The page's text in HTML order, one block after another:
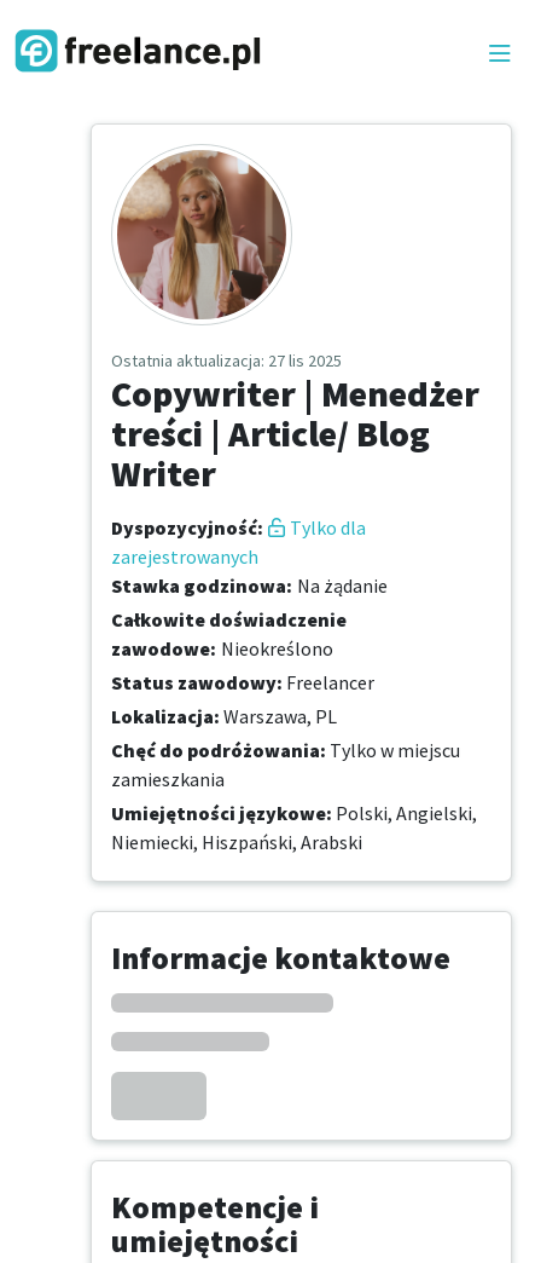
Ostatnia aktualizacja: 27 lis 2025
Copywriter | Menedżer
treści | Article/ Blog
Writer
Dyspozycyjność:
Tylko dla
zarejestrowanych
Stawka godzinowa: Na żądanie
Całkowite doświadczenie
zawodowe: Nieokreślono
Status zawodowy: Freelancer
Lokalizacja: Warszawa, PL
Chęć do podróżowania: Tylko w miejscu
zamieszkania
Umiejętności językowe: Polski, Angielski,
Niemiecki, Hiszpański, Arabski
Informacje kontaktowe
Kompetencje i
umiejętności